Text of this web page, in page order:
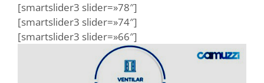
[smartslider3 slider=»78″]
[smartslider3 slider=»74″]
[smartslider3 slider=»66″]